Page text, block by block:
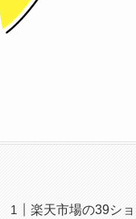
楽天市場の39シ